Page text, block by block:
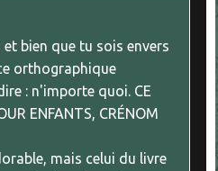
bien que tu sois envers
orthographique
: n'importe quoi. CE
ENFANTS, CRÉNOM
mais celui du livre